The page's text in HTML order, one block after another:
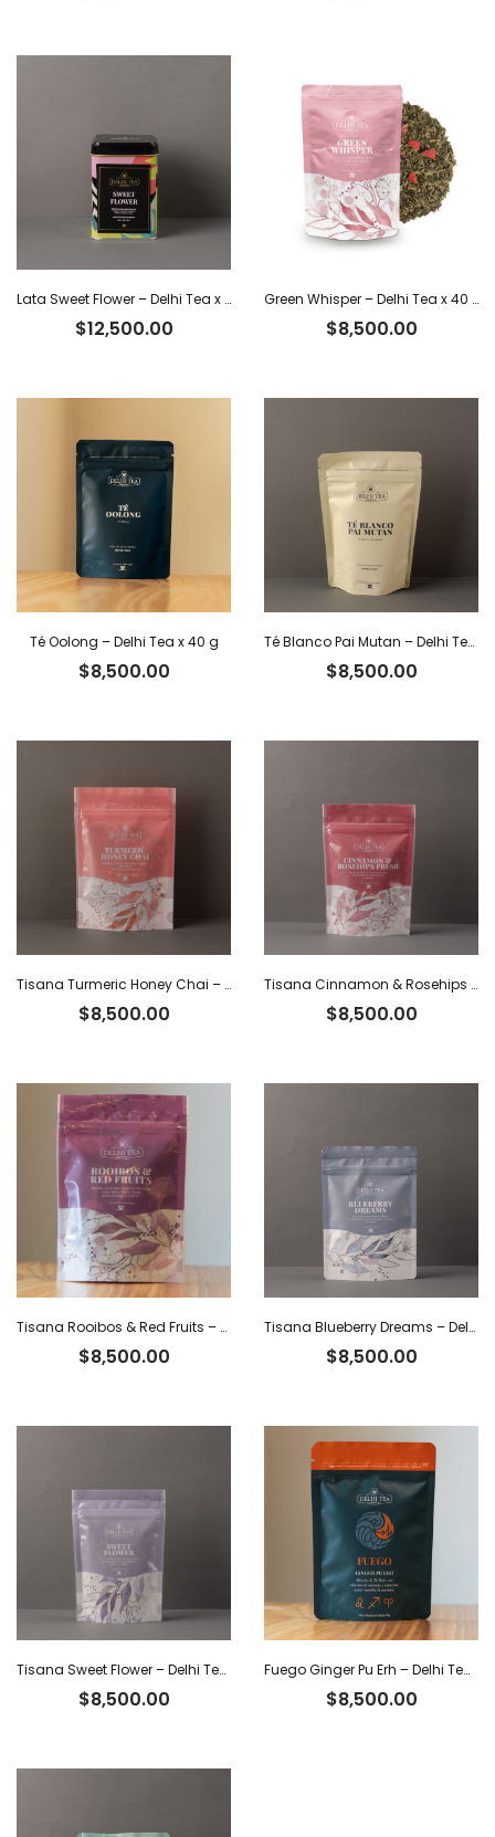
Lata Sweet Flower – Delhi Tea x 40 g
$12,500.00
Green Whisper – Delhi Tea x 40 g
$8,500.00
Té Oolong – Delhi Tea x 40 g
$8,500.00
Té Blanco Pai Mutan – Delhi Tea x 40 g
$8,500.00
Tisana Turmeric Honey Chai – Delhi Tea x 40 g
$8,500.00
Tisana Cinnamon & Rosehips Fresh – Delhi Tea x 60 g
$8,500.00
Tisana Rooibos & Red Fruits – Delhi Tea x 40 g
$8,500.00
Tisana Blueberry Dreams – Delhi Tea x 60 g
$8,500.00
Tisana Sweet Flower – Delhi Tea x 30 g
$8,500.00
Fuego Ginger Pu Erh – Delhi Tea x 40 g
$8,500.00